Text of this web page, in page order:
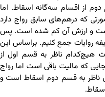
از اقسام سه‌گانه اسقاط. اما
که درهم‌های سابق رواج دارد
و ارزش آن کم شده است. پس
روایات جمع کنیم. براساس این
هیچ‌کدام ناظر به قسم اول از
که مالیت باقی است اما رواج
ناظر به قسم دوم اسقاط است و